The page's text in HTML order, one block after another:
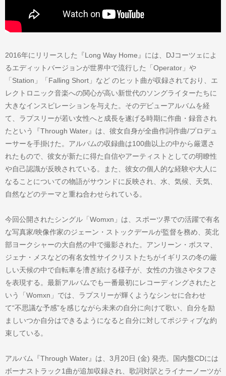
2016年にリリースした『Long Way Home』には、DJコーツェによ
るエディットバージョンが世界中で流行した「Operator」や
「Station」「Falling Short」など のヒット曲が収録されており、エ
レクトロニック音楽への関心が高い新世代のソングライターたちに
大きなインスピレーションを与えた。そのデビューアルバムを経
て、ラプスリーが若い女性へと成長を遂げる時期に作曲・録音され
たという『Through Water』は、彼女自身が全曲作詞作曲/プロデュ
ーサーを手掛けた。アルバムの収録曲は100曲以上の中から厳選さ
れたもので、彼女が新たに得た自信やアーティストとしての明瞭性
や自己認識が反映されている。また、彼女の個人的な経験や大人に
なることについての物語がサウンドに反映され、水、気候、天気、
自然などのテーマと重ね合わせられている。
今回公開されたシングル「Womxn」は、スポーツ界での活躍で有名
な写真家/映像作家のジェーン・ストックデールが監督を務め、英北
部ヨークシャーの大自然の中で撮影された。アンリーン・ボスマ、
ジェナ・メスなどの有名女性サイクリストたちがイギリスの冬の厳
しい天候の中で自転車を漕ぎ続ける様子が、女性の力強さやタフさ
を表現する。最新アルバムでも一番最初にレコーディングされたと
いう「Womxn」では、ラプスリーが輝くようなシンセに合わせ
て“不思議な予感”を感じながら未来の自分に向けて歌い、自分を励
ましいつか自分はできるようになると自分に対してポジティブな約
束している。
アルバム『Through Water』は、3月20日 (金) 発売。国内盤CDには
ボーナストラック1曲が追加収録され、歌詞対訳とライナーノーツが